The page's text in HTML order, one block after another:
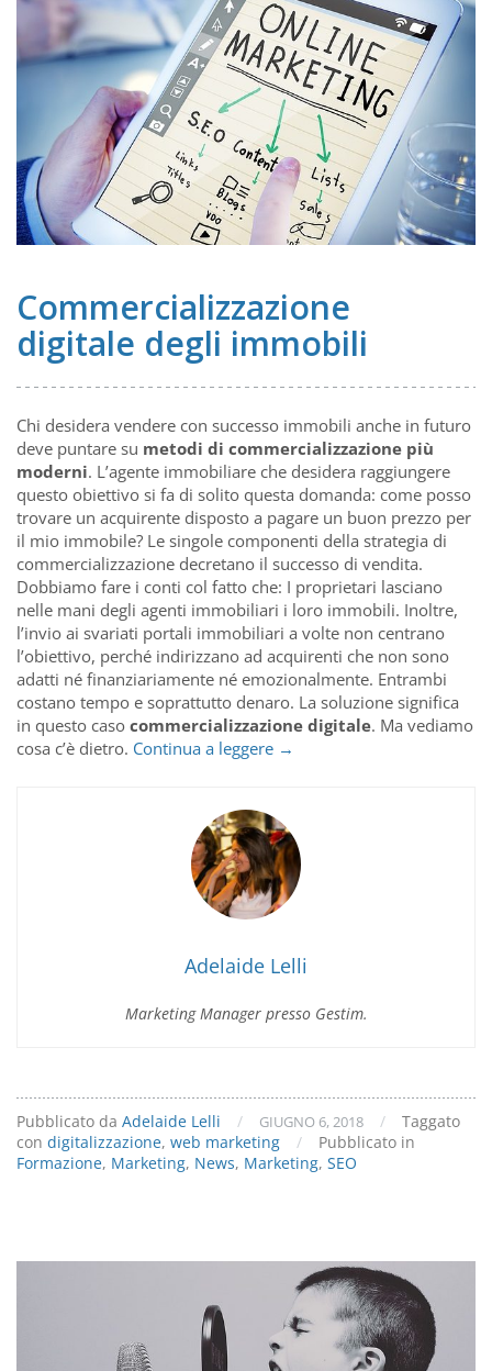
Commercializzazione
digitale degli immobili
Chi desidera vendere con successo immobili anche in futuro
deve puntare su metodi di commercializzazione più
moderni. L’agente immobiliare che desidera raggiungere
questo obiettivo si fa di solito questa domanda: come posso
trovare un acquirente disposto a pagare un buon prezzo per
il mio immobile? Le singole componenti della strategia di
commercializzazione decretano il successo di vendita.
Dobbiamo fare i conti col fatto che: I proprietari lasciano
nelle mani degli agenti immobiliari i loro immobili. Inoltre,
l’invio ai svariati portali immobiliari a volte non centrano
l’obiettivo, perché indirizzano ad acquirenti che non sono
adatti né finanziariamente né emozionalmente. Entrambi
costano tempo e soprattutto denaro. La soluzione significa
in questo caso commercializzazione digitale. Ma vediamo
cosa c’è dietro. Continua a leggere Commercializzazione
immobili
→
Adelaide Lelli
Marketing Manager presso Gestim.
Pubblicato da Adelaide Lelli / GIUGNO 6, 2018 /
Taggato
con digitalizzazione, web marketing /
Pubblicato in
Formazione, Marketing, News, Marketing, SEO